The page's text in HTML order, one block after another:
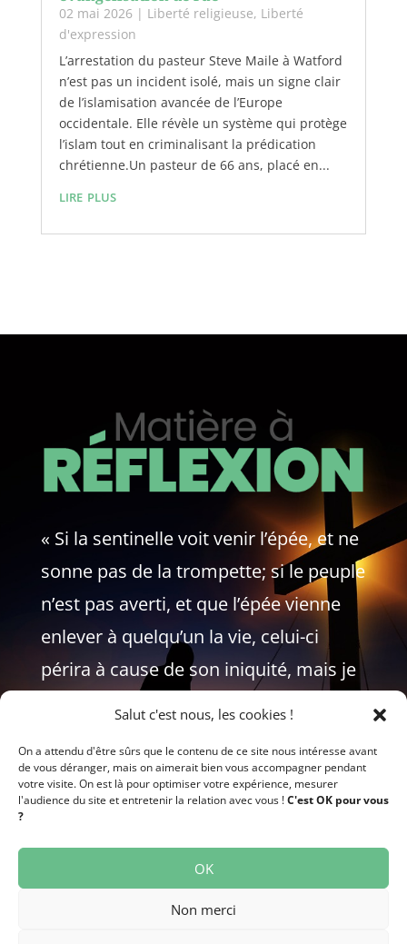
Salut c'est nous, les cookies !
On a attendu d'être sûrs que le contenu de ce site nous intéresse avant
de vous déranger, mais on aimerait bien vous accompagner pendant
votre visite. On est là pour optimiser votre expérience, mesurer
l'audience du site et entretenir la relation avec vous !C'est OK pour vous
?
OK
Non merci
02 mai 2026| Liberté religieuse, Liberté
d'expression
L’arrestation du pasteur Steve Maile à Watford
n’est pas un incident isolé, mais un signe clair
de l’islamisation avancée de l’Europe
occidentale. Elle révèle un système qui protège
l’islam tout en criminalisant la prédication
chrétienne.Un pasteur de 66 ans, placé en...
lire plus
« Si la sentinelle voit venir l’épée, et ne
sonne pas de la trompette; si le peuple
n’est pas averti, et que l’épée vienne
enlever à quelqu’un la vie, celui-ci
périra à cause de son iniquité, mais je
EZECHIEL 33:5-6